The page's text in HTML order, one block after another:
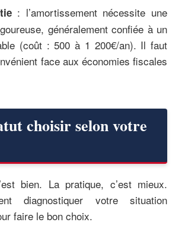
: l’amortissement nécessite une
généralement confiée à un
(coût : 500 à 1 200€/an). Il faut
face aux économies fiscales
choisir selon votre
bien. La pratique, c’est mieux.
diagnostiquer votre situation
faire le bon choix.